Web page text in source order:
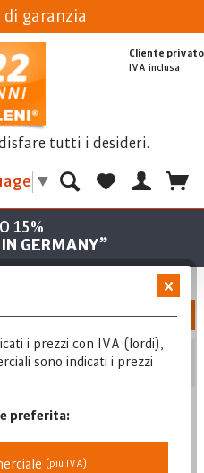
di garanzia
tutti i desideri.
▼
Cliente privato
IVA inclusa
15%
GERMANY”
i prezzi con IVA (lordi),
sono indicati i prezzi
preferita:
(più IVA)